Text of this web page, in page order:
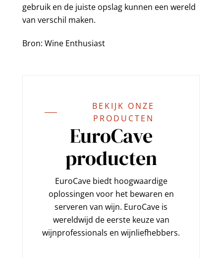
gebruik en de juiste opslag kunnen een wereld
van verschil maken.
Bron: Wine Enthusiast
BEKIJK ONZE
PRODUCTEN
EuroCave
producten
EuroCave biedt hoogwaardige
oplossingen voor het bewaren en
serveren van wijn. EuroCave is
wereldwijd de eerste keuze van
wijnprofessionals en wijnliefhebbers.